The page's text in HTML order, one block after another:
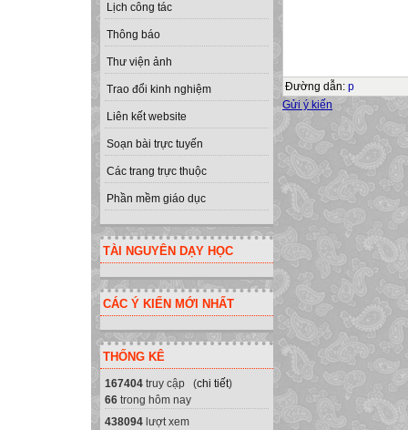
Lịch công tác
Thông báo
Thư viện ảnh
Trao đổi kinh nghiệm
Liên kết website
Soạn bài trực tuyến
Các trang trực thuộc
Phần mềm giáo dục
TÀI NGUYÊN DẠY HỌC
CÁC Ý KIẾN MỚI NHẤT
THỐNG KÊ
167404 truy cập (chi tiết)
66 trong hôm nay
438094 lượt xem
Đường dẫn: p
Gửi ý kiến